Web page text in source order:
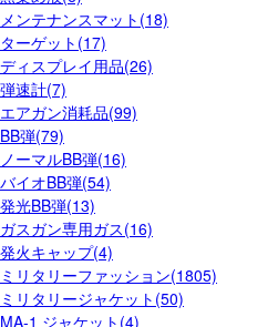
メンテナンスマット(18)
ターゲット(17)
ディスプレイ用品(26)
弾速計(7)
エアガン消耗品(99)
BB弾(79)
ノーマルBB弾(16)
バイオBB弾(54)
発光BB弾(13)
ガスガン専用ガス(16)
発火キャップ(4)
ミリタリーファッション(1805)
ミリタリージャケット(50)
MA-1 ジャケット(4)